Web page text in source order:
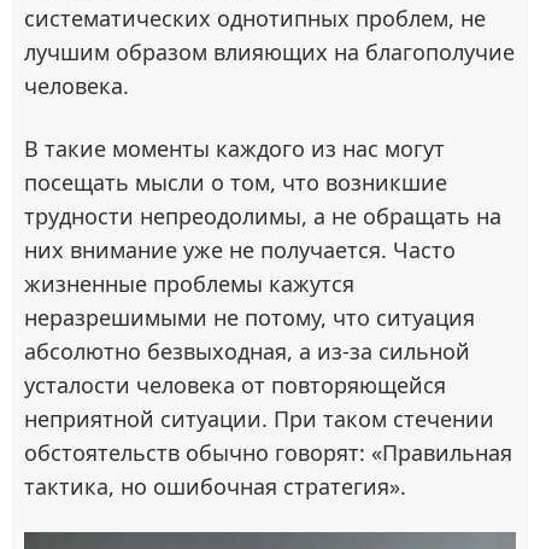
систематических однотипных проблем, не
лучшим образом влияющих на благополучие
человека.
В такие моменты каждого из нас могут
посещать мысли о том, что возникшие
трудности непреодолимы, а не обращать на
них внимание уже не получается. Часто
жизненные проблемы кажутся
неразрешимыми не потому, что ситуация
абсолютно безвыходная, а из-за сильной
усталости человека от повторяющейся
неприятной ситуации. При таком стечении
обстоятельств обычно говорят: «Правильная
тактика, но ошибочная стратегия».